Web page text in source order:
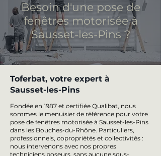
Besoin d'une pose de
fenêtres motorisée à
Sausset-les-Pins ?
Toferbat, votre expert à
Sausset-les-Pins
Fondée en 1987 et certifiée Qualibat, nous
sommes le menuisier de référence pour votre
pose de fenêtres motorisée à Sausset-les-Pins
dans les Bouches-du-Rhône. Particuliers,
professionnels, copropriétés et collectivités :
nous intervenons avec nos propres
techniciens poseurs, sans aucune sous-